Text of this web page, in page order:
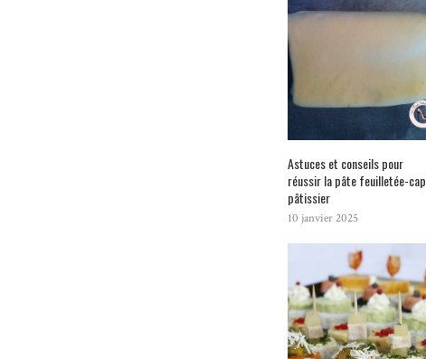
Astuces et conseils pour
réussir la pâte feuilletée-cap
pâtissier
10 janvier 2025